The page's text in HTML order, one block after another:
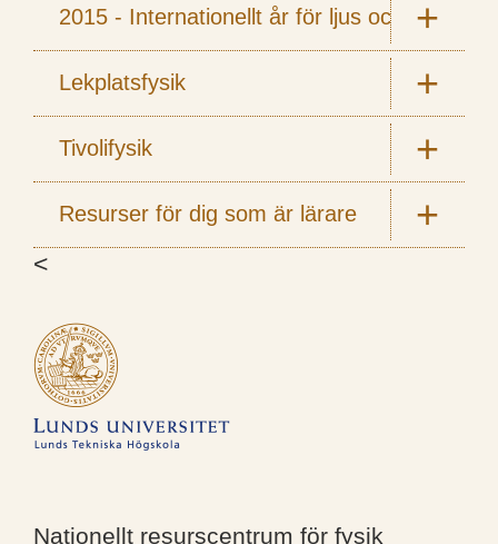
2015 - Internationellt år för ljus och
Lekplatsfysik
Tivolifysik
Resurser för dig som är lärare
<
Nationellt resurscentrum för fysik